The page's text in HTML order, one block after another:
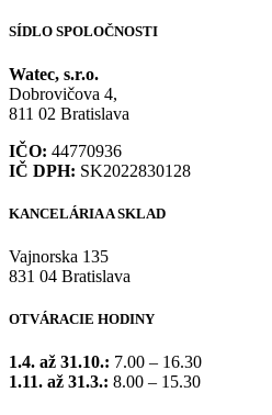
SÍDLO SPOLOČNOSTI
Watec, s.r.o.
Dobrovičova 4,
811 02 Bratislava
IČO: 44770936
IČ DPH: SK2022830128
KANCELÁRIA A SKLAD
Vajnorska 135
831 04 Bratislava
OTVÁRACIE HODINY
1.4. až 31.10.: 7.00 – 16.30
1.11. až 31.3.: 8.00 – 15.30